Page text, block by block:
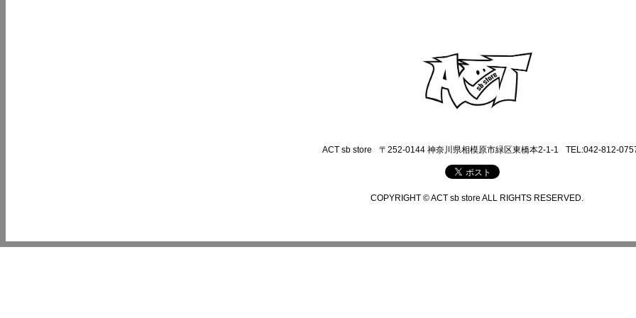
ACT sb store 〒252-0144 神奈川県相模原市緑区東橋本2-1-1 TEL:042-812-
COPYRIGHT © ACT sb store ALL RIGHTS RESERVED.